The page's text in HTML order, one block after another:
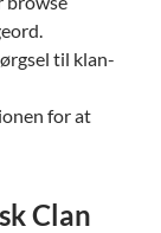
til klan-
for at
Clan